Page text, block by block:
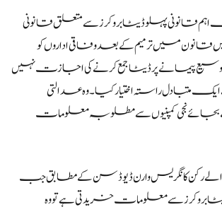
قانونی پہلو ڈیٹا بروکرز سے متعلق قانونی
2015 میں قانون میں ترمیم کے بعد وفاقی اداروں کو
پیمانے پر ڈیٹا جمع کرنے کی اجازت نہیں
ایک متبادل راستہ اختیار کیا۔ وہ عدالتی
نجی کمپنیوں سے مطلوبہ معلومات
والے رکن کانگریس وارن ڈیوڈسن کے مطابق جب
سے معلومات خریدتی ہے تو وہ